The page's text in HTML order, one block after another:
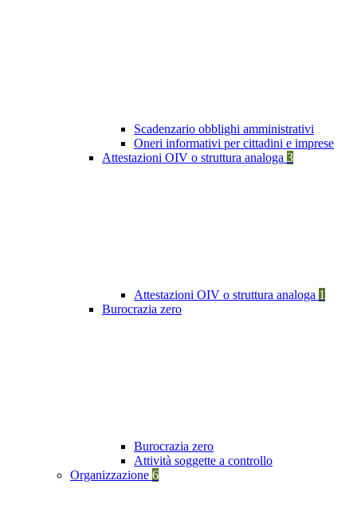
Scadenzario obblighi amministrativi
Oneri informativi per cittadini e imprese
Attestazioni OIV o struttura analoga 3
Attestazioni OIV o struttura analoga 1
Burocrazia zero
Burocrazia zero
Attività soggette a controllo
Organizzazione 6